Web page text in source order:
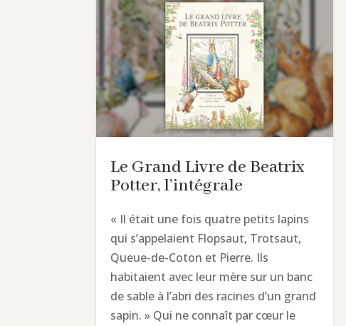
Le Grand Livre de Beatrix
Potter, l’intégrale
« Il était une fois quatre petits lapins
qui s’appelaient Flopsaut, Trotsaut,
Queue-de-Coton et Pierre. Ils
habitaient avec leur mère sur un banc
de sable à l’abri des racines d’un grand
sapin. » Qui ne connaît par cœur le